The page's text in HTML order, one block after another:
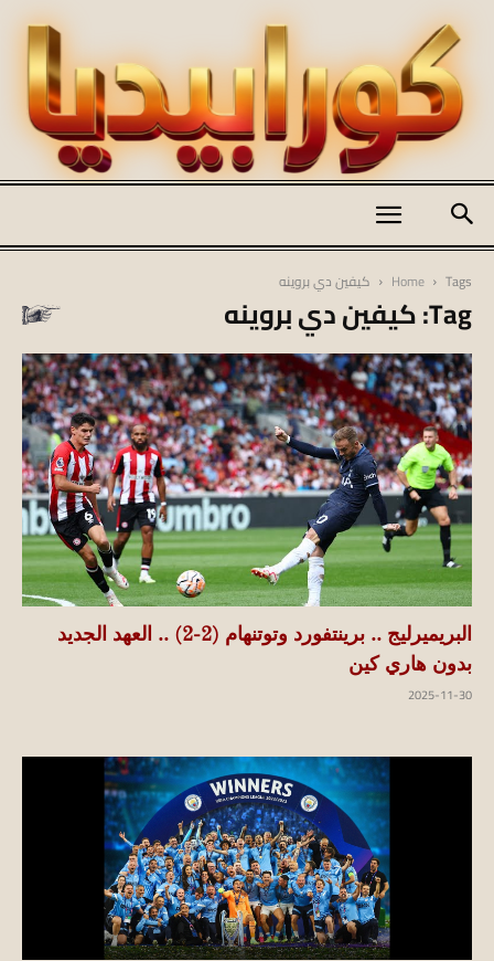
koraapedia
Home Tags كيفين دي بروينه
Tag: كيفين دي بروينه
البريميرليج .. برينتفورد وتوتنهام (2-2) .. العهد الجديد
بدون هاري كين
2025-11-30